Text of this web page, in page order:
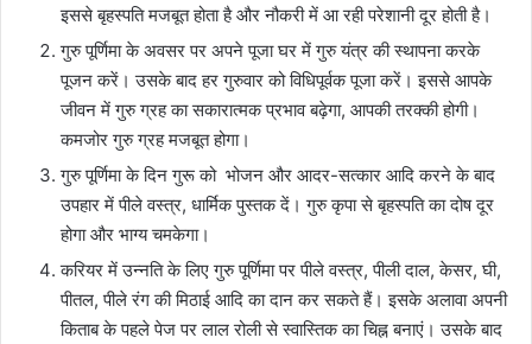
इससे बृहस्पति मजबूत होता है और नौकरी में आ रही परेशानी दूर होती है।
गुरु पूर्णिमा के अवसर पर अपने पूजा घर में गुरु यंत्र की स्थापना करके
पूजन करें। उसके बाद हर गुरुवार को विधिपूर्वक पूजा करें। इससे आपके
जीवन में गुरु ग्रह का सकारात्मक प्रभाव बढ़ेगा, आपकी तरक्की होगी।
कमजोर गुरु ग्रह मजबूत होगा।
गुरु पूर्णिमा के दिन गुरू को भोजन और आदर-सत्कार आदि करने के बाद
उपहार में पीले वस्त्र, धार्मिक पुस्तक दें। गुरु कृपा से बृहस्पति का दोष दूर
होगा और भाग्य चमकेगा।
करियर में उन्नति के लिए गुरु पूर्णिमा पर पीले वस्त्र, पीली दाल, केसर, घी,
पीतल, पीले रंग की मिठाई आदि का दान कर सकते हैं। इसके अलावा अपनी
किताब के पहले पेज पर लाल रोली से स्वास्तिक का चिह्न बनाएं। उसके बाद